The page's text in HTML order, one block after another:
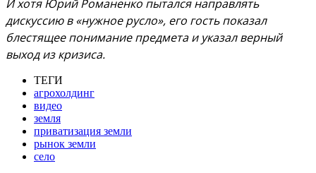
И хотя Юрий Романенко пытался направлять
дискуссию в «нужное русло», его гость показал
блестящее понимание предмета и указал верный
выход из кризиса.
ТЕГИ
агрохолдинг
видео
земля
приватизация земли
рынок земли
село